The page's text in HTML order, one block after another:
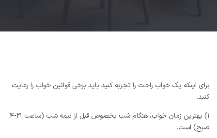
ﺑﺮﺍﯼ ﺍﯾﻨﮑﻪ ﯾﮏ ﺧﻮﺍﺏ ﺭﺍﺣﺖ ﺭﺍ ﺗﺠﺮﺑﻪ ﮐﻨﯿﺪ ﺑﺎﯾﺪ ﺑﺮﺧﯽ ﻗﻮﺍﻧﯿﻦ ﺧﻮﺍﺏ ﺭﺍ ﺭﻋﺎﯾﺖ
ﮐﻨﯿﺪ.
۱) ﺑﻬﺘﺮﯾﻦ ﺯﻣﺎﻥ ﺧﻮﺍﺏ، ﻫﻨﮕﺎﻡ ﺷﺐ ﺑﺨﺼﻮﺹ ﻗﺒﻞ ﺍﺯ ﻧﯿﻤﻪ ﺷﺐ (ﺳﺎﻋﺖ ۲۱-۴
ﺻﺒﺢ) ﺍﺳﺖ.